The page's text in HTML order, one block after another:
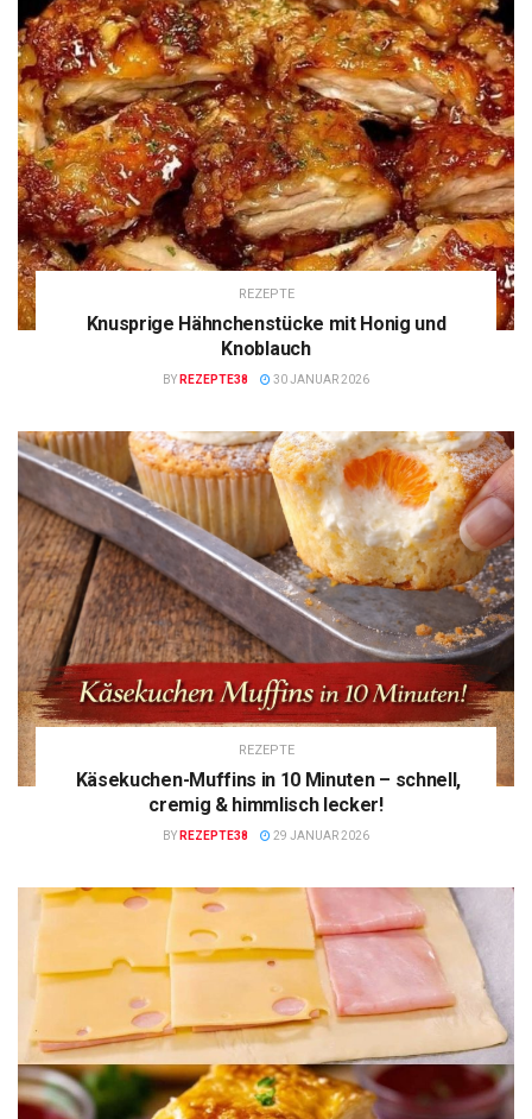
REZEPTE
Knusprige Hähnchenstücke mit Honig und
Knoblauch
BY REZEPTE38 30 JANUAR 2026
REZEPTE
Käsekuchen-Muffins in 10 Minuten – schnell,
cremig & himmlisch lecker!
BY REZEPTE38 29 JANUAR 2026